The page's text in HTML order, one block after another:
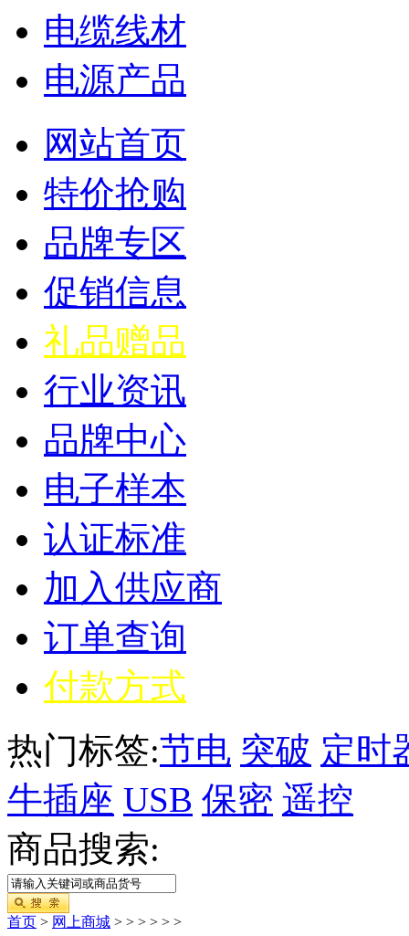
电缆线材
电源产品
网站首页
特价抢购
品牌专区
促销信息
礼品赠品
行业资讯
品牌中心
电子样本
认证标准
加入供应商
订单查询
付款方式
热门标签:节电 突破 定时
牛插座 USB 保密 遥控
商品搜索:
首页 > 网上商城 > > > > > >